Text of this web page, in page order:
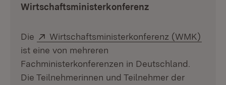
Wirtschaftsministerkonferenz
Die Extern:
Wirtschaftsministerkonferenz (WMK)
ist eine von mehreren
Fachministerkonferenzen in Deutschland.
Die Teilnehmerinnen und Teilnehmer der